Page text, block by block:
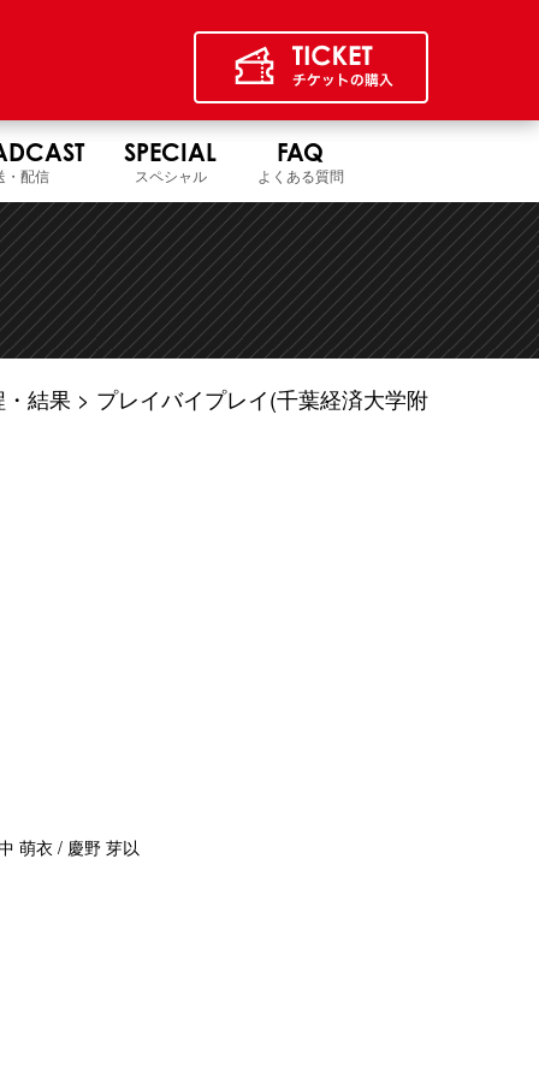
・配信
SPECIAL
スペシャル
FAQ
よくある質問
・結果
プレイバイプレイ(千葉経済大学附
萌衣 / 慶野 芽以